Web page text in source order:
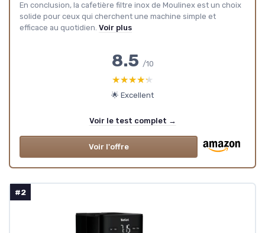
En conclusion, la cafetière filtre inox de Moulinex est un choix
solide pour ceux qui cherchent une machine simple et
efficace au quotidien. Voir plus
8.5 /10
★★★★★
★★★★★
🌟 Excellent
Voir le test complet →
Voir l'offre
#2